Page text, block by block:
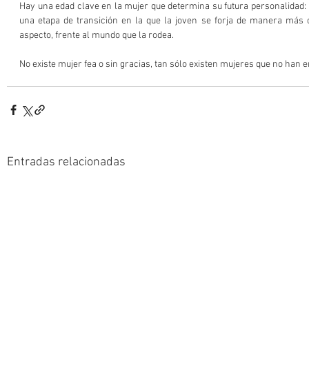
Hay una edad clave en la mujer que determina su futura
una etapa de transición en la que la joven se forja de manera más
aspecto, frente al mundo que la rodea.
No existe mujer fea o sin gracias, tan sólo existen mujeres que no han
Entradas relacionadas